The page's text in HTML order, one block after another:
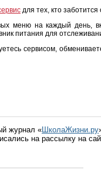
для тех, кто
меню на каждый день,
питания для
сервисом,
журнал «ШколаЖизни.ру
на рассылку на